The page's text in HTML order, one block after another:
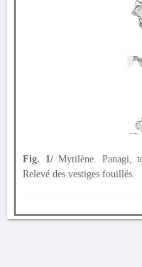
Fig. 1/Mytilène. Panagi,
Relevé des vestiges fouillés.